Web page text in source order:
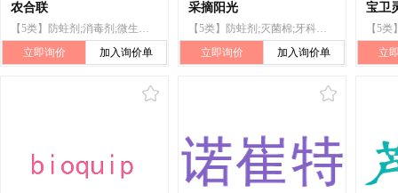
农合联
【5类】防蛀剂;消毒剂;微生物用营养物质;出牙剂;医用保健袋;蚊香
立即询价
加入询价单
采摘阳光
【5类】防蛀剂;灭菌棉;牙科用橡胶;净化剂;动物用维生素;宠物尿布
立即询价
加入询价单
宝卫
立